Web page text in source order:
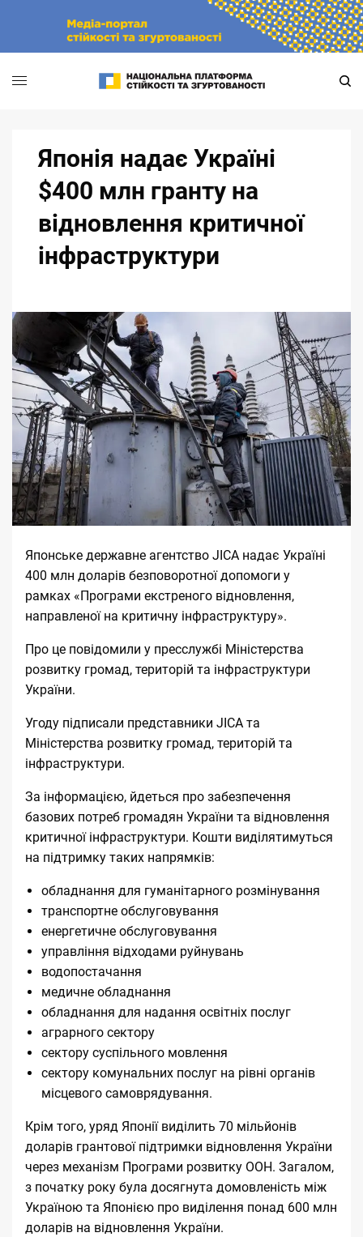
Японія надає Україні
$400 млн гранту на
відновлення критичної
інфраструктури
Японське державне агентство JICA надає Україні
400 млн доларів безповоротної допомоги у
рамках «Програми екстреного відновлення,
направленої на критичну інфраструктуру».
Про це повідомили у пресслужбі Міністерства
розвитку громад, територій та інфраструктури
України.
Угоду підписали представники JICA та
Міністерства розвитку громад, територій та
інфраструктури.
За інформацією, йдеться про забезпечення
базових потреб громадян України та відновлення
критичної інфраструктури. Кошти виділятимуться
на підтримку таких напрямків:
обладнання для гуманітарного розмінування
транспортне обслуговування
енергетичне обслуговування
управління відходами руйнувань
водопостачання
медичне обладнання
обладнання для надання освітніх послуг
аграрного сектору
сектору суспільного мовлення
сектору комунальних послуг на рівні органів
місцевого самоврядування.
Крім того, уряд Японії виділить 70 мільйонів
доларів грантової підтримки відновлення України
через механізм Програми розвитку ООН. Загалом,
з початку року була досягнута домовленість між
Україною та Японією про виділення понад 600 млн
доларів на відновлення України.